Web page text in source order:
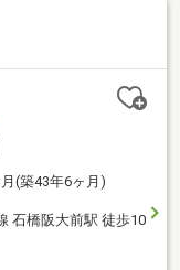
(築43年6ヶ月)
石橋阪大前駅 徒歩10